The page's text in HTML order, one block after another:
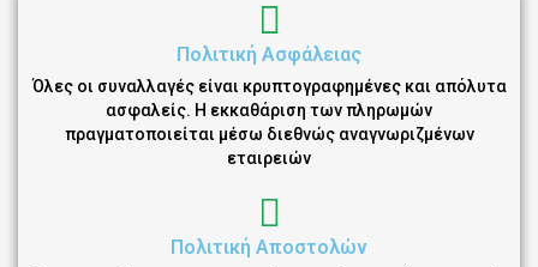
Πολιτική Ασφάλειας
Όλες οι συναλλαγές είναι κρυπτογραφημένες και απόλυτα
ασφαλείς. Η εκκαθάριση των πληρωμών
πραγματοποιείται μέσω διεθνώς αναγνωριζμένων
εταιρειών
Πολιτική Αποστολών